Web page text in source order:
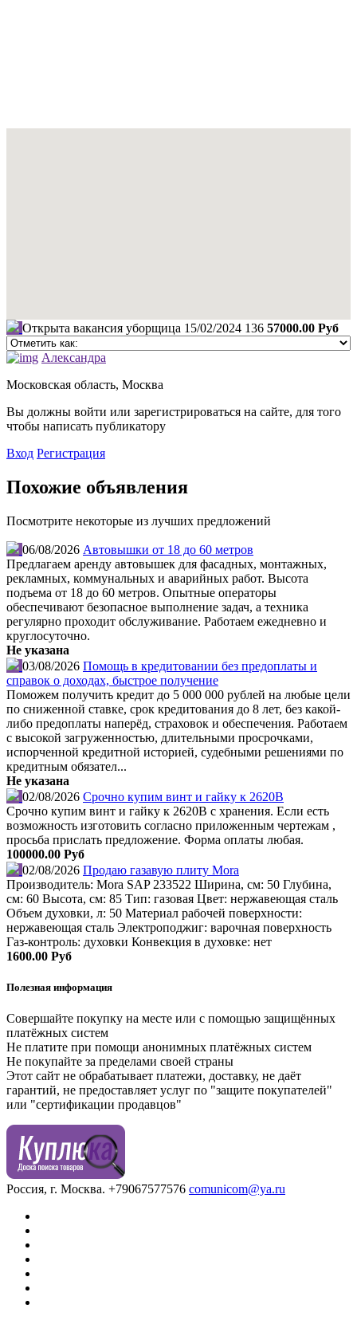
Открыта вакансия уборщица 15/02/2024 136 57000.00 Руб
Александра
Московская область, Москва
Вы должны войти или зарегистрироваться на сайте, для того
чтобы написать публикатору
Вход Регистрация
Похожие объявления
Посмотрите некоторые из лучших предложений
06/08/2026 Автовышки от 18 до 60 метров
Предлагаем аренду автовышек для фасадных, монтажных,
рекламных, коммунальных и аварийных работ. Высота
подъема от 18 до 60 метров. Опытные операторы
обеспечивают безопасное выполнение задач, а техника
регулярно проходит обслуживание. Работаем ежедневно и
круглосуточно.
Не указана
03/08/2026 Помощь в кредитовании без предоплаты и
справок о доходах, быстрое получение
Поможем получить кредит до 5 000 000 рублей на любые цели
по сниженной ставке, срок кредитования до 8 лет, без какой-
либо предоплаты наперёд, страховок и обеспечения. Работаем
с высокой загруженностью, длительными просрочками,
испорченной кредитной историей, судебными решениями по
кредитным обязател...
Не указана
02/08/2026 Срочно купим винт и гайку к 2620В
Срочно купим винт и гайку к 2620В с хранения. Если есть
возможность изготовить согласно приложенным чертежам ,
просьба прислать предложение. Форма оплаты любая.
100000.00 Руб
02/08/2026 Продаю газавую плиту Mora
Производитель: Mora SAP 233522 Ширина, см: 50 Глубина,
см: 60 Высота, см: 85 Тип: газовая Цвет: нержавеющая сталь
Объем духовки, л: 50 Материал рабочей поверхности:
нержавеющая сталь Электроподжиг: варочная поверхность
Газ-контроль: духовки Конвекция в духовке: нет
1600.00 Руб
Полезная информация
Совершайте покупку на месте или с помощью защищённых
платёжных систем
Не платите при помощи анонимных платёжных систем
Не покупайте за пределами своей страны
Этот сайт не обрабатывает платежи, доставку, не даёт
гарантий, не предоставляет услуг по "защите покупателей"
или "сертификации продавцов"
Россия, г. Москва. +79067577576 comunicom@ya.ru